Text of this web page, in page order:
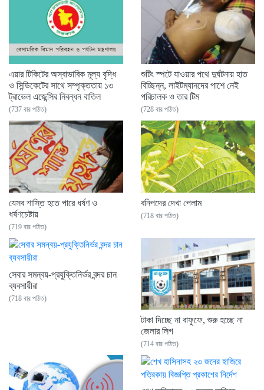
এয়ার টিকিটের অস্বাভাবিক মূল্য বৃদ্ধি
ও সিন্ডিকেটের সাথে সম্পৃক্ততায় ১৩
ট্রাভেল এজেন্সির নিবন্ধন বাতিল
(737 বার পঠিত)
শুটিং স্পটে যাওয়ার পথে দুর্ঘটনায় হাত
বিচ্ছিন্ন, লাইটম্যানদের পাশে নেই
পরিচালক ও তার টিম
(728 বার পঠিত)
যেসব শাস্তি হতে পারে ধর্ষণ ও
ধর্ষণচেষ্টায়
(719 বার পঠিত)
বনিপদের দেখা পেলাম
(718 বার পঠিত)
সেবার সমন্বয়-প্রযুক্তিনির্ভর বন্দর চান
ব্যবসায়ীরা
(718 বার পঠিত)
টাকা দিচ্ছে না বাফুফে, শুরু হচ্ছে না
জেলার লিগ
(714 বার পঠিত)